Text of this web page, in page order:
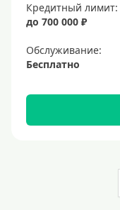
Кредитный лимит:
до 700 000 ₽
Обслуживание:
Бесплатно